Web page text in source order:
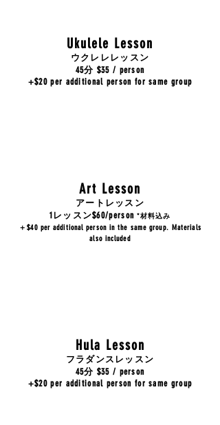
Ukulele Lesson
ウクレレレッスン
45分 $35 / person
+$20 per additional person for same group
Art Lesson
アートレッスン
1 レッスン$60/person*材料込み
＋$40 per additional person in the same group. Materials
also included
Hula Lesson
​フラダンスレッスン
45分 $35 / person
+$20 per additional person for same group